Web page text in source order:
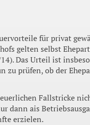
für privat
gelten selbst
Das Urteil ist
prüfen, ob der
Fallstricke
dann ais
erzielen.